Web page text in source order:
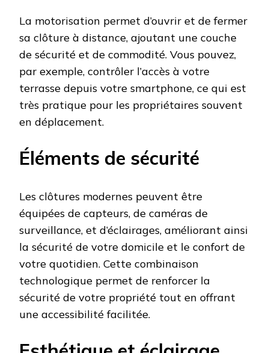
La motorisation permet d’ouvrir et de fermer
sa clôture à distance, ajoutant une couche
de sécurité et de commodité. Vous pouvez,
par exemple, contrôler l’accès à votre
terrasse depuis votre smartphone, ce qui est
très pratique pour les propriétaires souvent
en déplacement.
Éléments de sécurité
Les clôtures modernes peuvent être
équipées de capteurs, de caméras de
surveillance, et d’éclairages, améliorant ainsi
la sécurité de votre domicile et le confort de
votre quotidien. Cette combinaison
technologique permet de renforcer la
sécurité de votre propriété tout en offrant
une accessibilité facilitée.